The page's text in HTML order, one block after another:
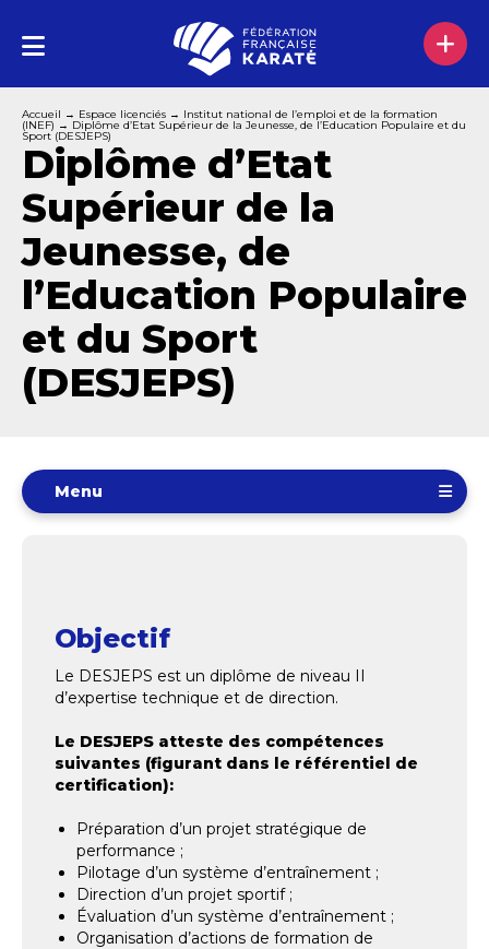
Accueil → Espace licenciés → Institut national de l’emploi et de la formation
(INEF) → Diplôme d’Etat Supérieur de la Jeunesse, de l’Education Populaire et du
Sport (DESJEPS)
Diplôme d’Etat
Supérieur de la
Jeunesse, de
l’Education Populaire
et du Sport
(DESJEPS)
Menu
Objectif
Le DESJEPS est un diplôme de niveau II
d’expertise technique et de direction.
Le DESJEPS atteste des compétences
suivantes (figurant dans le référentiel de
certification):
Préparation d’un projet stratégique de
performance ;
Pilotage d’un système d’entraînement ;
Direction d’un projet sportif ;
Évaluation d’un système d’entraînement ;
Organisation d’actions de formation de